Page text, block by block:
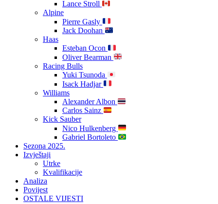
Lance Stroll
Alpine
Pierre Gasly
Jack Doohan
Haas
Esteban Ocon
Oliver Bearman
Racing Bulls
Yuki Tsunoda
Isack Hadjar
Williams
Alexander Albon
Carlos Sainz
Kick Sauber
Nico Hulkenberg
Gabriel Bortoleto
Sezona 2025.
Izvještaji
Utrke
Kvalifikacije
Analiza
Povijest
OSTALE VIJESTI